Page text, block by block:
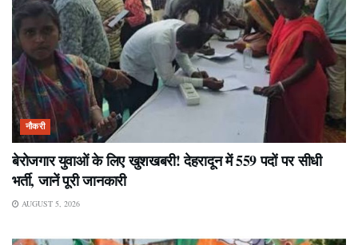
नौकरी
बेरोजगार युवाओं के लिए खुशखबरी! देहरादून में 559 पदों पर सीधी
भर्ती, जानें पूरी जानकारी
AUGUST 5, 2026